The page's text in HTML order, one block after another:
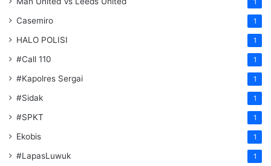
Casemiro 1
HALO POLISI 1
#Call 110 1
#Kapolres Sergai 1
#Sidak 1
#SPKT 1
Ekobis 1
#LapasLuwuk 1